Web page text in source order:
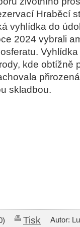
Hraběcí
vyhlídka do
2024 vybrali
kde obtížně
skladbou.
Tisk
Autor: